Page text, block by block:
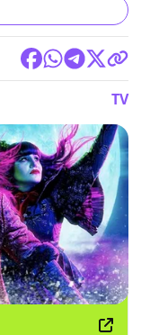
TV